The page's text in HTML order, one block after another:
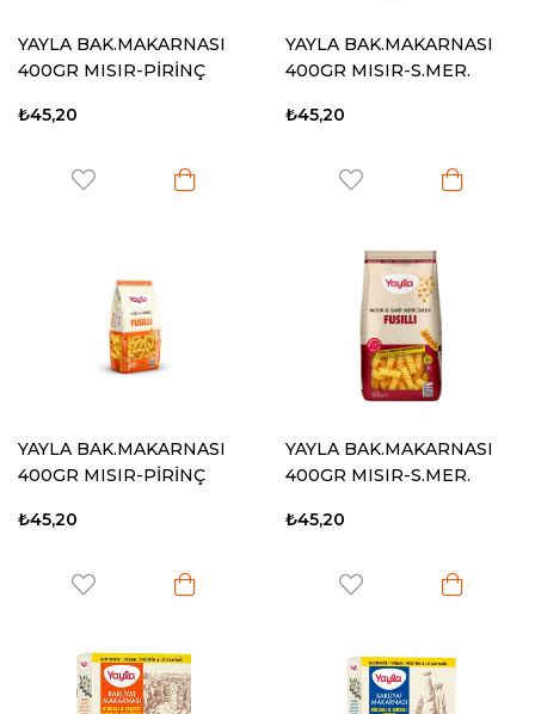
YAYLA BAK.MAKARNASI
400GR MISIR-PİRİNÇ
₺45,20
YAYLA BAK.MAKARNASI
400GR MISIR-S.MER.
₺45,20
YAYLA BAK.MAKARNASI
400GR MISIR-PİRİNÇ
₺45,20
YAYLA BAK.MAKARNASI
400GR MISIR-S.MER.
₺45,20